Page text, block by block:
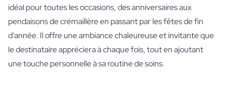
idéal pour toutes les occasions, des anniversaires aux
pendaisons de crémaillère en passant par les fêtes de fin
d'année. Il offre une ambiance chaleureuse et invitante que
le destinataire appréciera à chaque fois, tout en ajoutant
une touche personnelle à sa routine de soins.